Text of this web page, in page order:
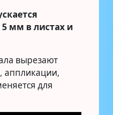
мм в листах и
вырезают
аппликации,
для